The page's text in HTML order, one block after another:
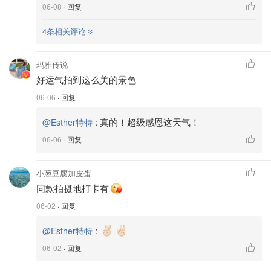
06-08 · 回复
4条相关评论
玛雅传说
好运气拍到这么美的景色
06-06 · 回复
@Esther特特 : 真的！超级感恩这天气！
06-06 · 回复
小葱豆腐加皮蛋
同款拍摄地打卡有
06-02 · 回复
@Esther特特 :
06-02 · 回复